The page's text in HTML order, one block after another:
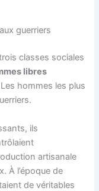
guerriers
classes sociales
libres
hommes les plus
ils
artisanale
À l’époque de
de véritables